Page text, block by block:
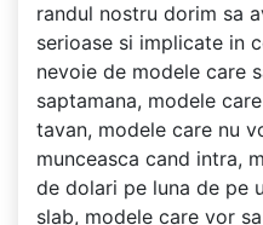
randul nostru dorim sa
serioase si implicate in
nevoie de modele care
saptamana, modele
tavan, modele care nu
munceasca cand intra,
de dolari pe luna de pe
slab, modele care vor